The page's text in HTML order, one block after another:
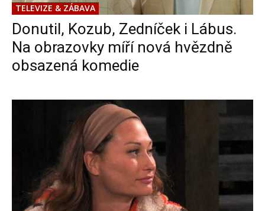
TELEVIZE & ZÁBAVA
Donutil, Kozub, Zedníček i Lábus.
Na obrazovky míří nová hvězdně
obsazená komedie